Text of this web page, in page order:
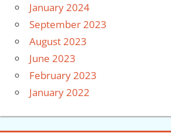
January 2024
September 2023
August 2023
June 2023
February 2023
January 2022